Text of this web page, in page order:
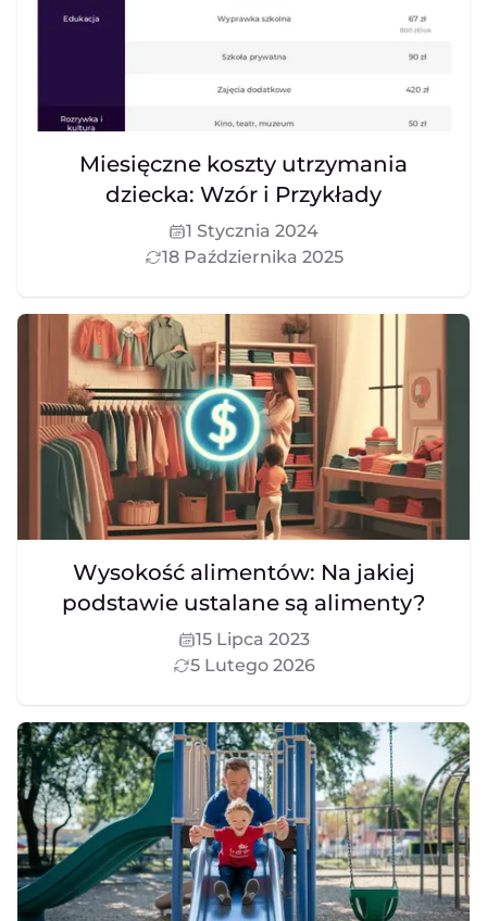
Miesięczne koszty utrzymania
dziecka: Wzór i Przykłady
1 Stycznia 2024
18 Października 2025
Wysokość alimentów: Na jakiej
podstawie ustalane są alimenty?
15 Lipca 2023
5 Lutego 2026